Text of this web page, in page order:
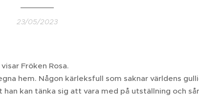
23/05/2023
Fröken Rosa.
hem. Någon kärleksfull som saknar världens
kan tänka sig att vara med på utställning och